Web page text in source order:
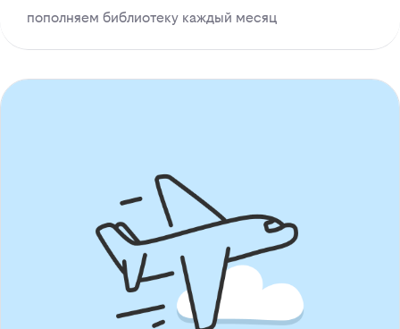
пополняем библиотеку каждый месяц